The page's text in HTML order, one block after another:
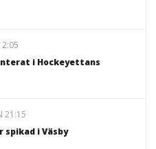
i Hockeyettans
21:15
spikad i Väsby